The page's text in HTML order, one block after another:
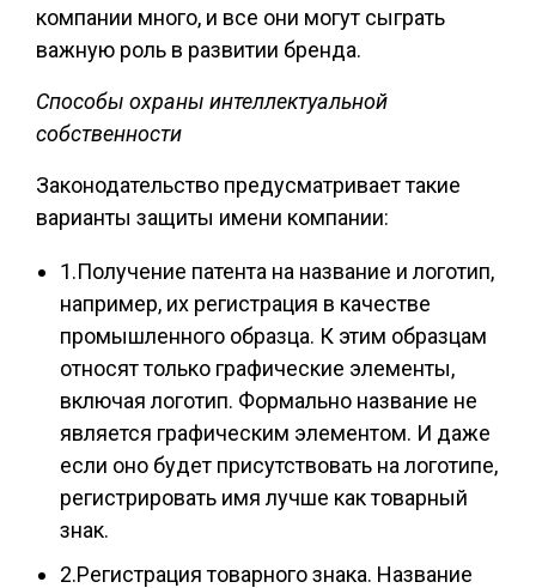
компании много, и все они могут сыграть
важную роль в развитии бренда.
Способы охраны интеллектуальной
собственности
Законодательство предусматривает такие
варианты защиты имени компании:
1.Получение патента на название и логотип,
например, их регистрация в качестве
промышленного образца. К этим образцам
относят только графические элементы,
включая логотип. Формально название не
является графическим элементом. И даже
если оно будет присутствовать на логотипе,
регистрировать имя лучше как товарный
знак.
2.Регистрация товарного знака. Название